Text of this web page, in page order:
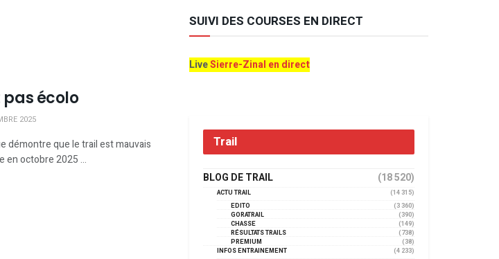
pas écolo
2025
démontre que le trail est mauvais
en octobre 2025 ...
SUIVI DES COURSES EN DIRECT
LiveSierre-Zinal en direct
Trail
BLOG DE TRAIL (18 520)
ACTU TRAIL
(14 315)
EDITO
(3 360)
GORATRAIL
(390)
CHASSE
(149)
RÉSULTATS TRAILS
(738)
PREMIUM
(38)
INFOS ENTRAINEMENT
(4 233)